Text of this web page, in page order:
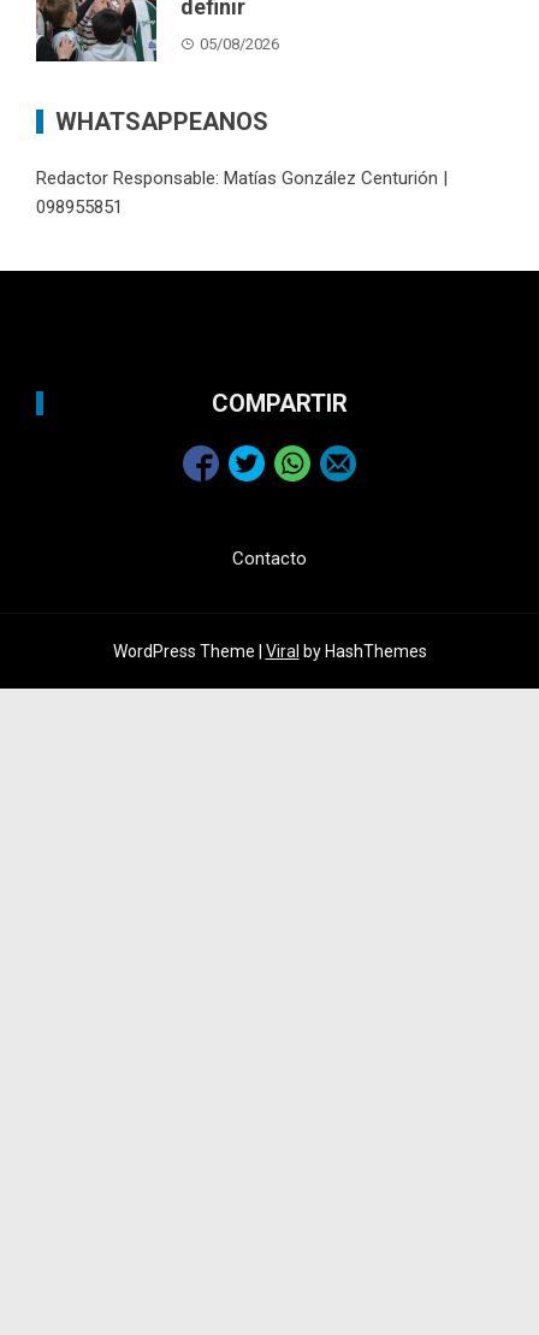
definir
05/08/2026
WHATSAPPEANOS
Redactor Responsable: Matías González Centurión |
098955851
COMPARTIR
Contacto
WordPress Theme | Viral by HashThemes